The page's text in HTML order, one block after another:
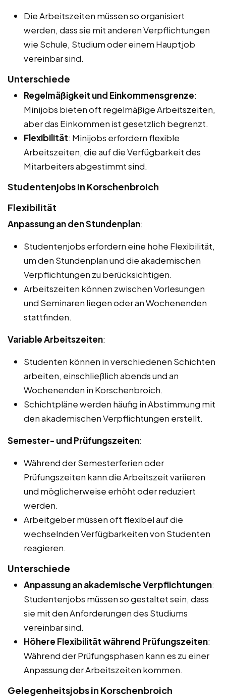
Die Arbeitszeiten müssen so organisiert
werden, dass sie mit anderen Verpflichtungen
wie Schule, Studium oder einem Hauptjob
vereinbar sind.
Unterschiede
Regelmäßigkeit und Einkommensgrenze:
Minijobs bieten oft regelmäßige Arbeitszeiten,
aber das Einkommen ist gesetzlich begrenzt.
Flexibilität: Minijobs erfordern flexible
Arbeitszeiten, die auf die Verfügbarkeit des
Mitarbeiters abgestimmt sind.
Studentenjobs in Korschenbroich
Flexibilität
Anpassung an den Stundenplan:
Studentenjobs erfordern eine hohe Flexibilität,
um den Stundenplan und die akademischen
Verpflichtungen zu berücksichtigen.
Arbeitszeiten können zwischen Vorlesungen
und Seminaren liegen oder an Wochenenden
stattfinden.
Variable Arbeitszeiten:
Studenten können in verschiedenen Schichten
arbeiten, einschließlich abends und an
Wochenenden in Korschenbroich.
Schichtpläne werden häufig in Abstimmung mit
den akademischen Verpflichtungen erstellt.
Semester- und Prüfungszeiten:
Während der Semesterferien oder
Prüfungszeiten kann die Arbeitszeit variieren
und möglicherweise erhöht oder reduziert
werden.
Arbeitgeber müssen oft flexibel auf die
wechselnden Verfügbarkeiten von Studenten
reagieren.
Unterschiede
Anpassung an akademische Verpflichtungen:
Studentenjobs müssen so gestaltet sein, dass
sie mit den Anforderungen des Studiums
vereinbar sind.
Höhere Flexibilität während Prüfungszeiten:
Während der Prüfungsphasen kann es zu einer
Anpassung der Arbeitszeiten kommen.
Gelegenheitsjobs in Korschenbroich